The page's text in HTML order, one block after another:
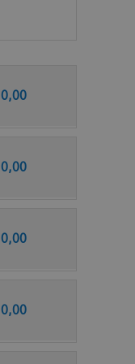
0,00
0,00
0,00
0,00